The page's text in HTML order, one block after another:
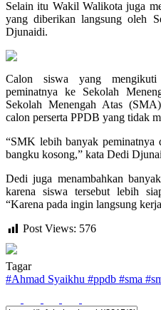
Selain itu Wakil Walikota juga
yang diberikan langsung oleh
Djunaidi.
Calon siswa yang
peminatnya ke Sekolah
Sekolah Menengah Atas
calon perserta PPDB yang tidak
“SMK lebih banyak peminatnya
bangku kosong,” kata Dedi
Dedi juga menambahkan
karena siswa tersebut lebih
“Karena pada ingin langsung
Post Views: 576
Tagar
#Ahmad Syaikhu #ppdb #sma #